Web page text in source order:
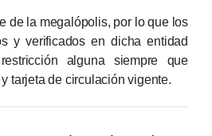
de la megalópolis, por lo que los
y verificados en dicha entidad
alguna siempre que
tarjeta de circulación vigente.